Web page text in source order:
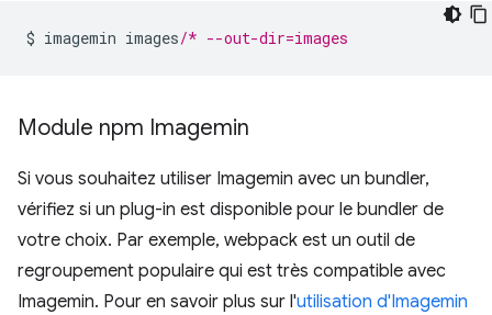
$ imagemin images/* --out-dir=images
Module npm Imagemin
Si vous souhaitez utiliser Imagemin avec un bundler,
vérifiez si un plug-in est disponible pour le bundler de
votre choix. Par exemple, webpack est un outil de
regroupement populaire qui est très compatible avec
Imagemin. Pour en savoir plus sur l'utilisation d'Imagemin